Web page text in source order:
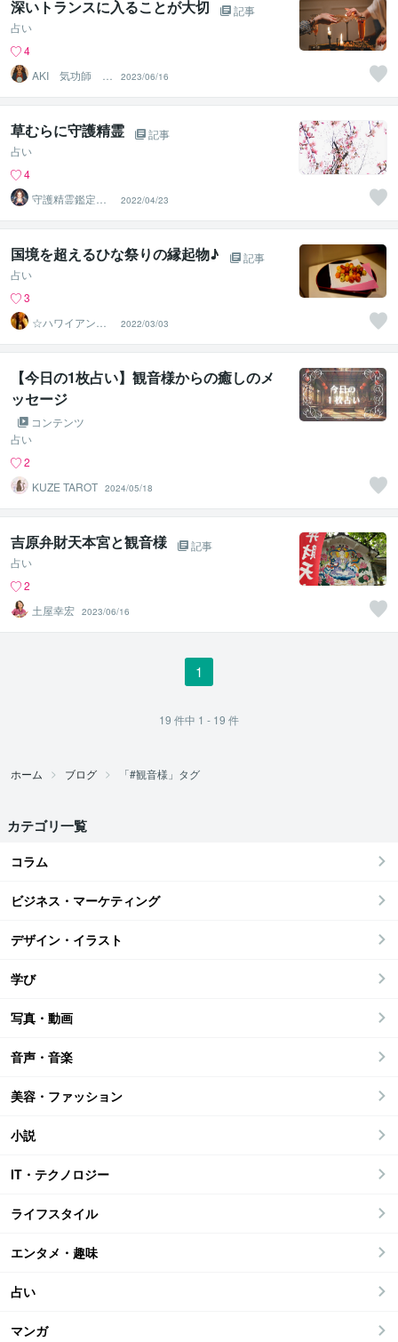
深いトランスに入ることが大切
記事
占い
4
AKI 気功師 占
2023/06/16
草むらに守護精霊
記事
占い
4
守護精霊鑑定
士 彩宝（元：
藍玉）
2022/04/23
国境を超えるひな祭りの縁起物♪
記事
占い
3
☆ハワイアンス
ピリチュル☆～
ハナイノウエ
2022/03/03
【今日の1枚占い】観音様からの癒しのメ
ッセージ
コンテンツ
占い
2
KUZE TAROT 2024/05/18
吉原弁財天本宮と観音様
記事
占い
2
土屋幸宏 2023/06/16
1
19 件中 1 - 19 件
ホーム ブログ 「#観音様」タグ
カテゴリ一覧
コラム
ビジネス・マーケティング
デザイン・イラスト
学び
写真・動画
音声・音楽
美容・ファッション
小説
IT・テクノロジー
ライフスタイル
エンタメ・趣味
占い
マンガ